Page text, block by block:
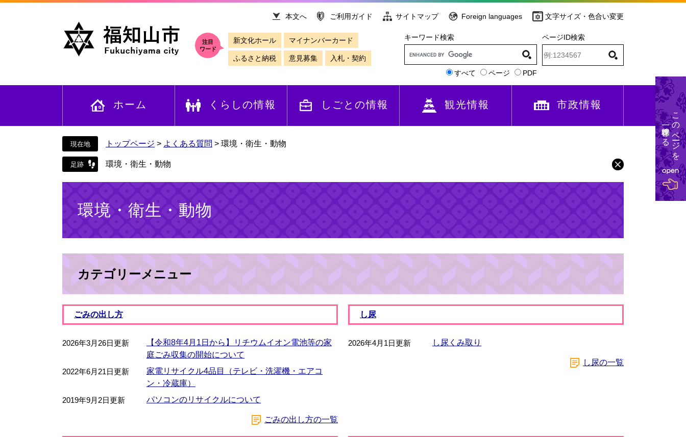
文
本文へ ご利用ガイド サイトマップ Foreign languages 文字サイズ・色合い変更
注目
ワード
新文化ホール マイナンバーカード
ふるさと納税 意見募集 入札・契約
キーワード検索
すべて ページ PDF
ページID検索
ホーム くらしの情報 しごとの情報 観光情報 市政情報
トップページ > よくある質問 > 環境・衛生・動物
環境・衛生・動物
環境・衛生・動物
カテゴリーメニュー
ごみの出し方
2026年3月26日更新
【令和8年4月1日から】リチウムイオン電池等の家
庭ごみ収集の開始について
2022年6月21日更新
家電リサイクル4品目（テレビ・洗濯機・エアコ
ン・冷蔵庫）
2019年9月2日更新
パソコンのリサイクルについて
ごみの出し方の一覧
し尿
2026年4月1日更新 し尿くみ取り
し尿の一覧
このページを
一時保存する